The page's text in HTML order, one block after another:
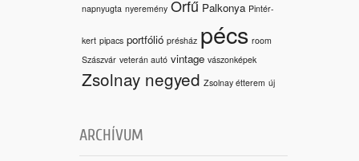
napnyugta nyeremény Orfű Palkonya Pintér-
kert pipacs portfólió présház pécs room
Szászvár veterán autó vintage vászonképek
Zsolnay negyed Zsolnay étterem új
ARCHÍVUM